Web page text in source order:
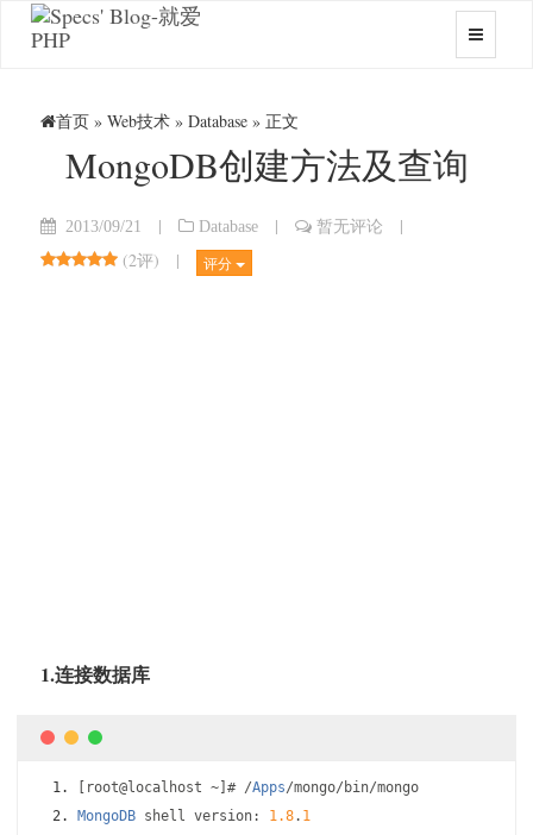
首页 » Web技术 » Database » 正文
MongoDB创建方法及查询
2013/09/21 | Database | 暂无评论
|
(2评) | 评分
1.连接数据库
root@localhost ~]# /Apps/mongo/ bin/mongo
MongoDB shell version: 1.8. 1